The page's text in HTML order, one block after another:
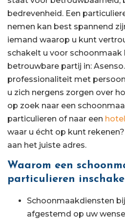
bedrevenheid. Een
nemen kan best spannend
iemand waarop u kunt
schakelt u voor schoonmaak
betrouwbare partij in:
professionaliteit met
u zich nergens zorgen over
op zoek naar een
particulieren of naar een
waar u écht op kunt
aan het juiste adres.
Waarom een
particulieren
Schoonmaakdiensten
afgestemd op uw